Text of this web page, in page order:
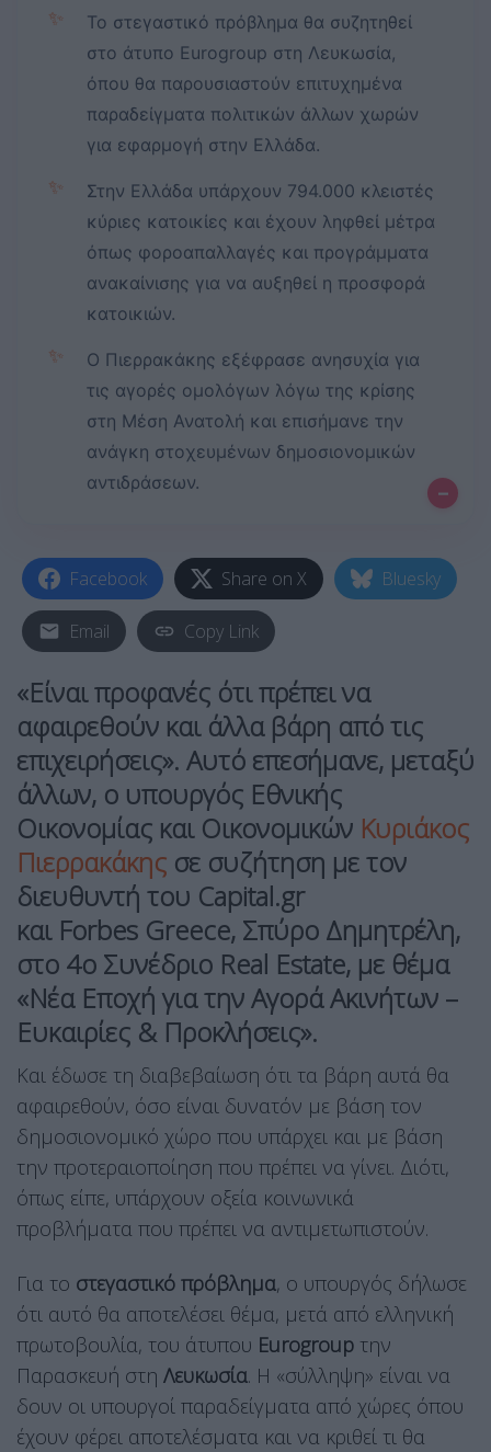
✨
Το στεγαστικό πρόβλημα θα συζητηθεί
στο άτυπο Eurogroup στη Λευκωσία,
όπου θα παρουσιαστούν επιτυχημένα
παραδείγματα πολιτικών άλλων χωρών
για εφαρμογή στην Ελλάδα.
✨
Στην Ελλάδα υπάρχουν 794.000 κλειστές
κύριες κατοικίες και έχουν ληφθεί μέτρα
όπως φοροαπαλλαγές και προγράμματα
ανακαίνισης για να αυξηθεί η προσφορά
κατοικιών.
✨
Ο Πιερρακάκης εξέφρασε ανησυχία για
τις αγορές ομολόγων λόγω της κρίσης
στη Μέση Ανατολή και επισήμανε την
ανάγκη στοχευμένων δημοσιονομικών
αντιδράσεων.
–
Facebook Share on X Bluesky
Email Copy Link
«Είναι προφανές ότι πρέπει να
αφαιρεθούν και άλλα βάρη από τις
επιχειρήσεις». Αυτό επεσήμανε, μεταξύ
άλλων, ο υπουργός Εθνικής
Οικονομίας και Οικονομικών Κυριάκος
Πιερρακάκης σε συζήτηση με τον
διευθυντή του Capital.gr
και Forbes Greece, Σπύρο Δημητρέλη,
στο 4ο Συνέδριο Real Estate, με θέμα
«Νέα Εποχή για την Αγορά Ακινήτων –
Ευκαιρίες & Προκλήσεις».
Και έδωσε τη διαβεβαίωση ότι τα βάρη αυτά θα
αφαιρεθούν, όσο είναι δυνατόν με βάση τον
δημοσιονομικό χώρο που υπάρχει και με βάση
την προτεραιοποίηση που πρέπει να γίνει. Διότι,
όπως είπε, υπάρχουν οξεία κοινωνικά
προβλήματα που πρέπει να αντιμετωπιστούν.
Για το στεγαστικό πρόβλημα, ο υπουργός δήλωσε
ότι αυτό θα αποτελέσει θέμα, μετά από ελληνική
πρωτοβουλία, του άτυπου Eurogroup την
Παρασκευή στη Λευκωσία. Η «σύλληψη» είναι να
δουν οι υπουργοί παραδείγματα από χώρες όπου
έχουν φέρει αποτελέσματα και να κριθεί τι θα